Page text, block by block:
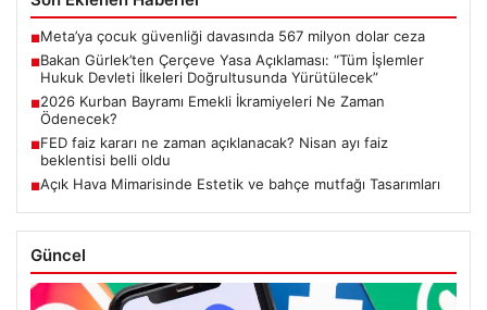
■Meta’ya çocuk güvenliği davasında 567 milyon dolar ceza
■Bakan Gürlek’ten Çerçeve Yasa Açıklaması: “Tüm İşlemler
Hukuk Devleti İlkeleri Doğrultusunda Yürütülecek”
■2026 Kurban Bayramı Emekli İkramiyeleri Ne Zaman
Ödenecek?
■FED faiz kararı ne zaman açıklanacak? Nisan ayı faiz
beklentisi belli oldu
■Açık Hava Mimarisinde Estetik ve bahçe mutfağı Tasarımları
Güncel